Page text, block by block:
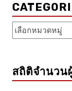
Categories
สถิติจำนวน